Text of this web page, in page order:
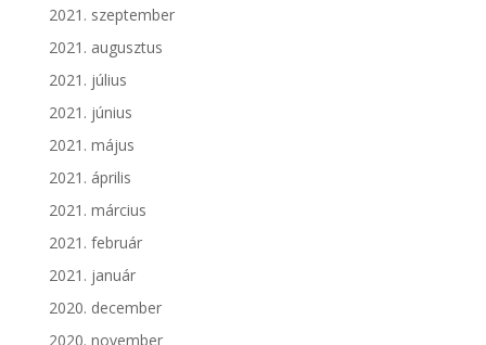
2021. szeptember
2021. augusztus
2021. július
2021. június
2021. május
2021. április
2021. március
2021. február
2021. január
2020. december
2020. november